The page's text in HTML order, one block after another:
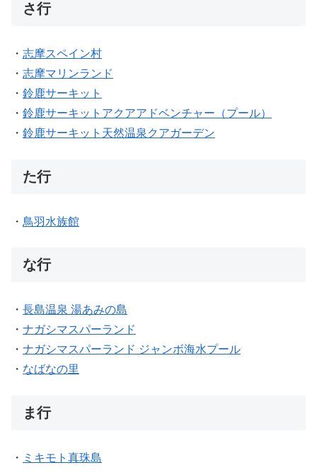
さ行
・ 志摩スペイン村
・ 志摩マリンランド
・ 鈴鹿サーキット
・ 鈴鹿サーキットアクアアドベンチャー（プール）
・ 鈴鹿サーキット天然温泉クアガーデン
た行
・ 鳥羽水族館
な行
・ 長島温泉 湯あみの島
・ ナガシマスパーランド
・ ナガシマスパーランド ジャンボ海水プール
・ なばなの里
ま行
・ ミキモト真珠島